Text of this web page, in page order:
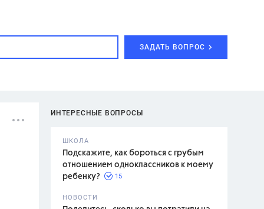
ЗАДАТЬ ВОПРОС
ИНТЕРЕСНЫЕ ВОПРОСЫ
ШКОЛА
Подскажите, как бороться с грубым
отношением одноклассников к моему
ребенку?
15
НОВОСТИ